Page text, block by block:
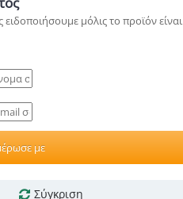
μόλις το προϊόν είναι
με
Σύγκριση